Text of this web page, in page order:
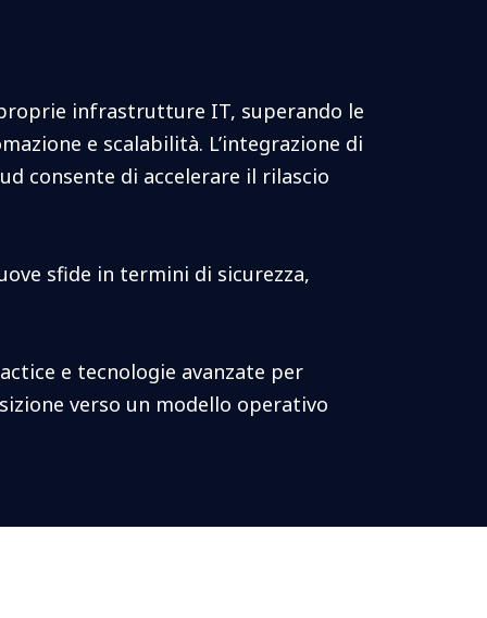
infrastrutture IT, superando le
e scalabilità. L’integrazione di
consente di accelerare il rilascio
sfide in termini di sicurezza,
e tecnologie avanzate per
verso un modello operativo